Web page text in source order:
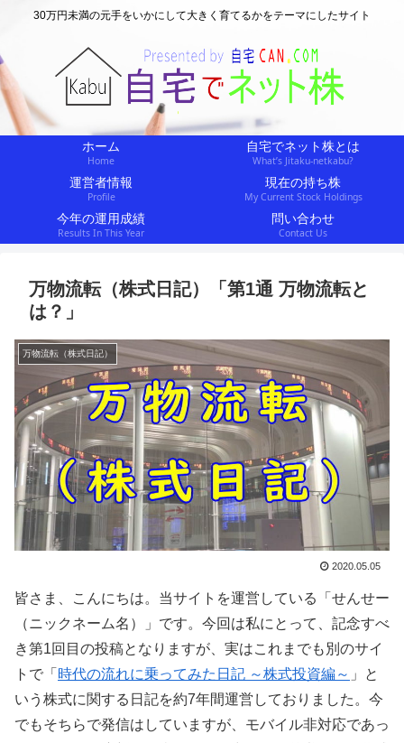
30万円未満の元手をいかにして大きく育てるかをテーマにしたサイト
ホーム
Home
自宅でネット株とは
What’s Jitaku-netkabu?
運営者情報
Profile
現在の持ち株
My Current Stock Holdings
今年の運用成績
Results In This Year
問い合わせ
Contact Us
万物流転（株式日記）「第1通 万物流転と
は？」
万物流転（株式日記）
2020.05.05
皆さま、こんにちは。当サイトを運営している「せんせー
（ニックネーム名）」です。今回は私にとって、記念すべ
き第1回目の投稿となりますが、実はこれまでも別のサイ
トで「 時代の流れに乗ってみた日記 ～株式投資編～ 」と
いう株式に関する日記を約7年間運営しておりました。今
でもそちらで発信はしていますが、モバイル非対応であっ